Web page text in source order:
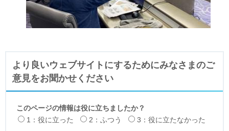
より良いウェブサイトにするためにみなさまのご
意見をお聞かせください
このページの情報は役に立ちましたか？
1：役に立った
2：ふつう
3：役に立たなかった